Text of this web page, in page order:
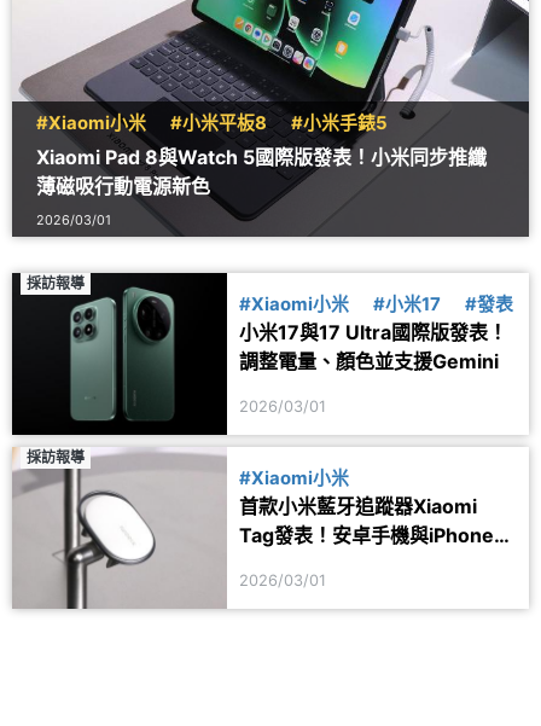
#Xiaomi小米 #小米平板8 #小米手錶5
Xiaomi Pad 8與Watch 5國際版發表！小米同步推纖
薄磁吸行動電源新色
2026/03/01
採訪報導
#Xiaomi小米 #小米17 #發表
小米17與17 Ultra國際版發表！
調整電量、顏色並支援Gemini
2026/03/01
採訪報導
#Xiaomi小米
首款小米藍牙追蹤器Xiaomi
Tag發表！安卓手機與iPhone都
2026/03/01